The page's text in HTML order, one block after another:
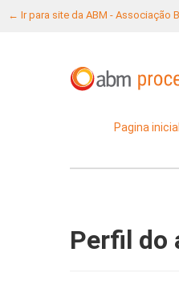
← Ir para site da ABM - Associação
Pagina inicial
Perfil do